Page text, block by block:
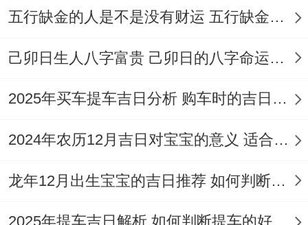
间完成入宅仪式）
嗣、开光，出行、解除，进人口、开市，立
土、求医，治病、会亲友，起基、修造，盖
屋、安葬。
五行缺金的人是不是没有财运 五行缺金的人命运好不好
己卯日生人八字富贵 己卯日的八字命运如何
2025年买车提车吉日分析 购车时的吉日与禁忌
2024年农历12月吉日对宝宝的意义 适合龙年宝宝出生的日子有哪些
龙年12月出生宝宝的吉日推荐 如何判断吉日是否适合宝宝